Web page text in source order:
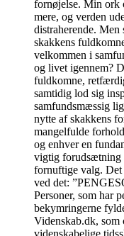
fornøjelse. Min ork
mere, og verden
distraherende.
skakkens
velkommen i
og livet igennem?
fuldkomne,
samtidig lod sig
samfundsmæssig
nytte af skakkens
mangelfulde
og enhver en
vigtig forudsætning
fornuftige valg. Det
ved det:
Personer, som har
bekymringerne
Videnskab.dk, som
videnskabelige